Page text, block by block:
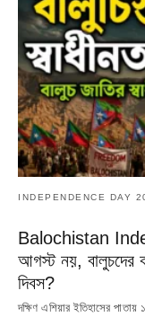
INDEPENDENCE DAY
Balochistan
আগস্ট নয়, বালুচদের
দিবস?
দক্ষিণ এশিয়ার ইতিহাসের